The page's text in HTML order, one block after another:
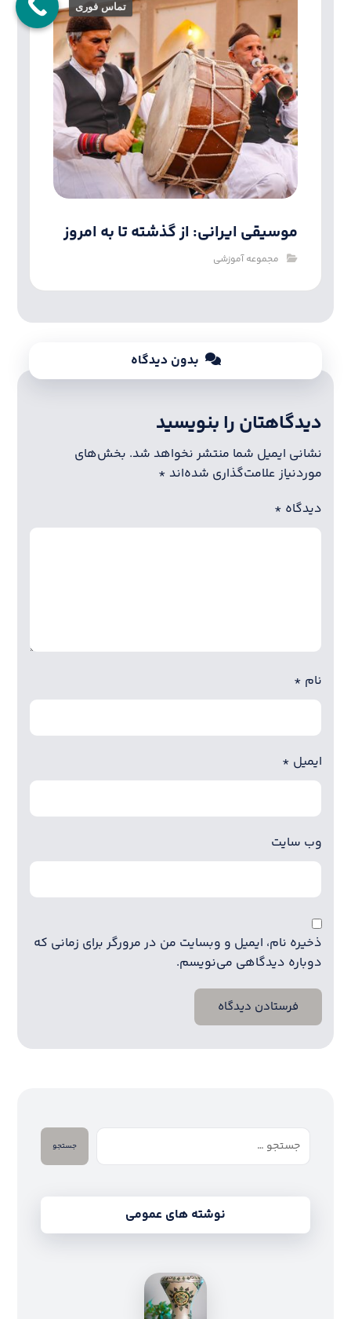
موسیقی ایرانی: از گذشته تا به امروز
مجموعه آموزشی
بدون دیدگاه
دیدگاهتان را بنویسید
نشانی ایمیل شما منتشر نخواهد شد. بخش‌های
موردنیاز علامت‌گذاری شده‌اند *
دیدگاه *
نام *
ایمیل *
وب‌ سایت
ذخیره نام، ایمیل و وبسایت من در مرورگر برای زمانی که
دوباره دیدگاهی می‌نویسم.
فرستادن دیدگاه
جستجو
نوشته های عمومی
تماس فوری